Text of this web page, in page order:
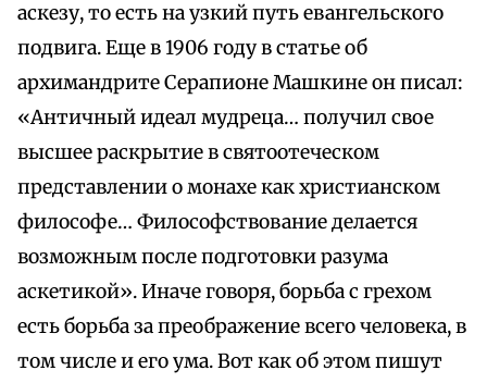
аскезу, то есть на узкий путь евангельского
подвига. Еще в 1906 году в статье об
архимандрите Серапионе Машкине он писал:
«Античный идеал мудреца… получил свое
высшее раскрытие в святоотеческом
представлении о монахе как христианском
философе… Философствование делается
возможным после подготовки разума
аскетикой». Иначе говоря, борьба с грехом
есть борьба за преображение всего человека, в
том числе и его ума. Вот как об этом пишут